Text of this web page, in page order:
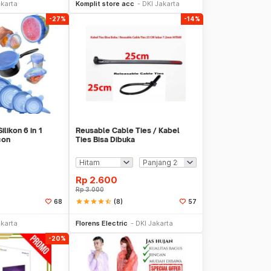
Komplit store acc DKI Jakarta
-27%
6 in 1
68
-14%
Reusable Cable Ties / Kabel
Ties Bisa Dibuka
Rp 2.600
Rp3.000
starstarstarstarstar_half (8) 57
Florens Electric DKI Jakarta
-20%